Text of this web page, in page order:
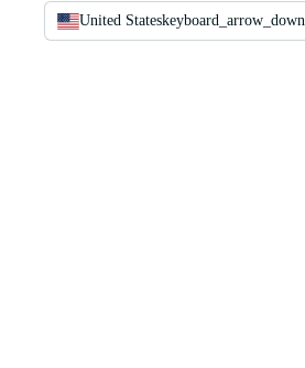
United Stateskeyboard_arrow_down